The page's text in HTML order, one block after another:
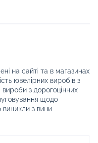
на сайті та в магазинах
ювелірних виробів з
з дорогоцінних
щодо
виникли з вини